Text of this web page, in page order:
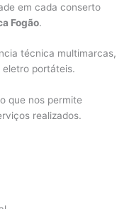
em cada conserto
Fogão.
técnica multimarcas,
portáteis.
que nos permite
realizados.